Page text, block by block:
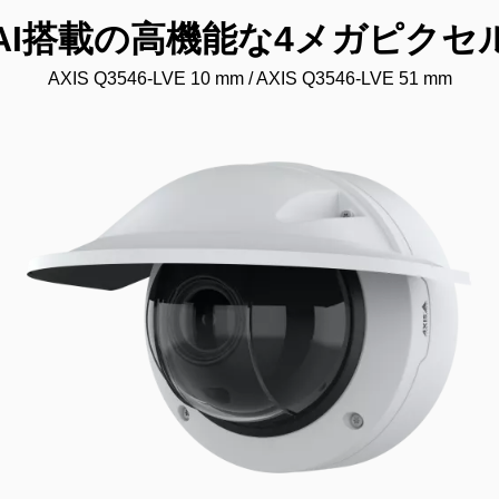
搭載の高機能な4メガピクセ
AXIS Q3546-LVE 10 mm / AXIS Q3546-LVE 51 mm